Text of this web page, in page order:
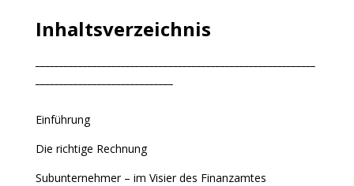
Inhaltsverzeichnis
Einführung
Die richtige Rechnung
Subunternehmer – im Visier des Finanzamtes